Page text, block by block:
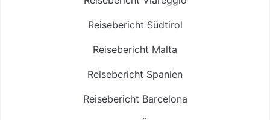
Reisebericht Südtirol
Reisebericht Malta
Reisebericht Spanien
Reisebericht Barcelona